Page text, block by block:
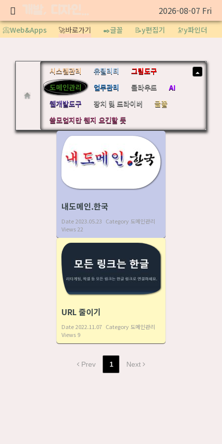
2026-08-07 Fri
📀Web&Apps 🚀바로가기 ✒️글꼴 📝y편집기 🔭y파인더
시스템관리 유틸리티
그림도구
도메인관리
업무관리 클라우드
AI
웹개발도구
장치 및 드라이버
글꼴
쓸모업지만 웬지 요긴할 듯
내도메인.한국
Date 2023.05.23 Category 도메인관리
Views 22
URL 줄이기
Date2022.11.07 Category 도메인관리
Views 9
Prev 1 Next
Sketchbook5, 스케치북5
Sketchbook5, 스케치북5